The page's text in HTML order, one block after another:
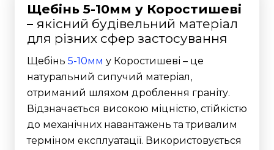
Щебінь 5-10мм у Коростишеві
– якісний будівельний матеріал
для різних сфер застосування
Щебінь 5-10мм у Коростишеві – це
натуральний сипучий матеріал,
отриманий шляхом дроблення граніту.
Відзначається високою міцністю, стійкістю
до механічних навантажень та тривалим
терміном експлуатації. Використовується